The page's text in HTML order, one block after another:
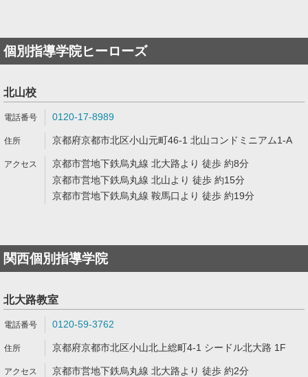
個別指導学院ヒーローズ
北山校
0120-17-8989
京都府京都市北区小山元町46-1 北山コンドミニアム1-A
京都市営地下鉄烏丸線 北大路より 徒歩 約8分
京都市営地下鉄烏丸線 北山より 徒歩 約15分
京都市営地下鉄烏丸線 鞍馬口より 徒歩 約19分
関西個別指導学院
北大路教室
0120-59-3762
京都府京都市北区小山北上総町4-1 シードル北大路 1F
京都市営地下鉄烏丸線 北大路より 徒歩 約2分